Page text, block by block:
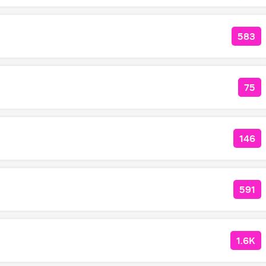
583
75
146
591
1.6K